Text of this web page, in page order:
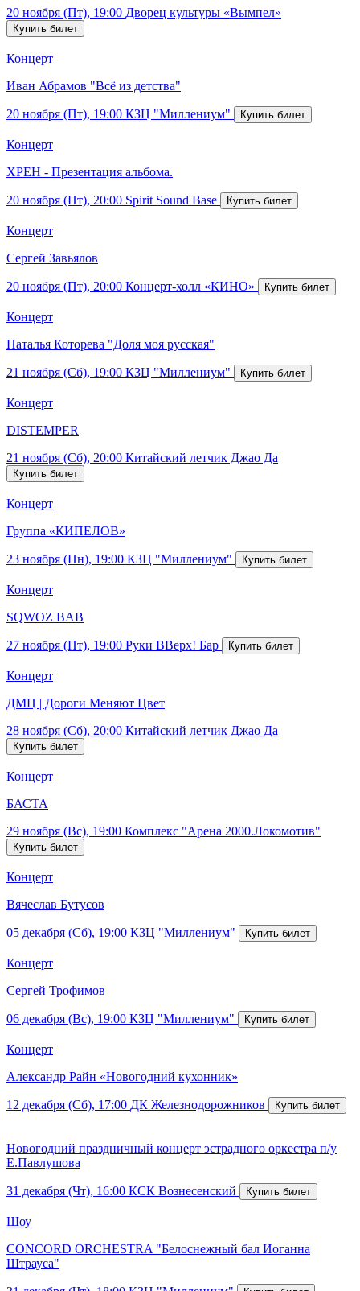
20 ноября (Пт), 19:00 Дворец культуры «Вымпел»
Концерт
Иван Абрамов "Всё из детства"
20 ноября (Пт), 19:00 КЗЦ "Миллениум"
Концерт
ХРЕН - Презентация альбома.
20 ноября (Пт), 20:00 Spirit Sound Base
Концерт
Сергей Завьялов
20 ноября (Пт), 20:00 Концерт-холл «КИНО»
Концерт
Наталья Которева "Доля моя русская"
21 ноября (Сб), 19:00 КЗЦ "Миллениум"
Концерт
DISTEMPER
21 ноября (Сб), 20:00 Китайский летчик Джао Да
Концерт
Группа «КИПЕЛОВ»
23 ноября (Пн), 19:00 КЗЦ "Миллениум"
Концерт
SQWOZ BAB
27 ноября (Пт), 19:00 Руки ВВерх! Бар
Концерт
ДМЦ | Дороги Меняют Цвет
28 ноября (Сб), 20:00 Китайский летчик Джао Да
Концерт
БАСТА
29 ноября (Вс), 19:00 Комплекс "Арена 2000.Локомотив"
Концерт
Вячеслав Бутусов
05 декабря (Сб), 19:00 КЗЦ "Миллениум"
Концерт
Сергей Трофимов
06 декабря (Вс), 19:00 КЗЦ "Миллениум"
Концерт
Александр Райн «Новогодний кухонник»
12 декабря (Сб), 17:00 ДК Железнодорожников
Новогодний праздничный концерт эстрадного оркестра п/у
Е.Павлушова
31 декабря (Чт), 16:00 КСК Вознесенский
Шоу
CONCORD ORCHESTRA "Белоснежный бал Иоганна
Штрауса"